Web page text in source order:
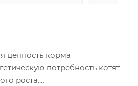
ценность корма
потребность котят
роста.